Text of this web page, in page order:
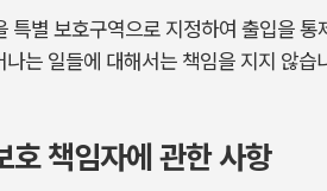
별 보호구역으로 지정하여 출입을
는 일들에 대해서는 책임을 지지 않습
호 책임자에 관한 사항